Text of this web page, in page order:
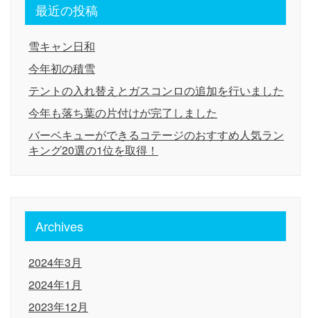
最近の投稿
雪キャン日和
今年初の積雪
テントの入れ替えとガスコンロの追加を行いました
今年も落ち葉の片付けが完了しました
バーベキューができるコテージのおすすめ人気ラン
キング20選の1位を取得！
Archives
2024年3月
2024年1月
2023年12月